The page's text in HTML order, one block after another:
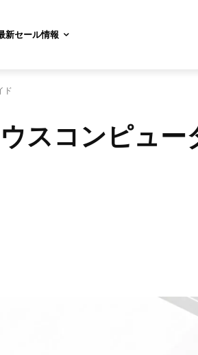
新セール情報
ド
スコンピュー